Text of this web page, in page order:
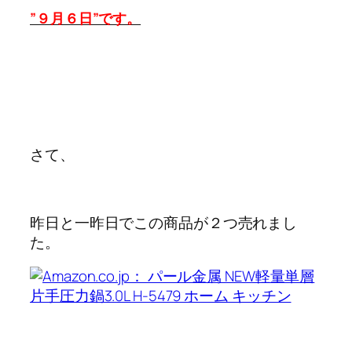
”９月６日”です。
さて、
昨日と一昨日でこの商品が２つ売れまし
た。